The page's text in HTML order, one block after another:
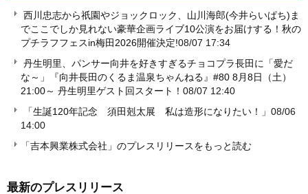
西川忠志から祇園やジョックロック、山川海郎(今井らいぱち)ま
でここでしか見れない豪華企画ライブ10公演をお届けする！秋の
プチラフフェスin梅田2026開催決定!08/07 17:34
丹生明里、パンサー向井を好きすぎるチョコプラ長田に「愛だ
な～」『向井長田のくるま温泉ちゃんねる』#80 8月8日（土）
21:00～ 丹生明里ゲスト回スタート！ 08/07 12:40
「生誕120年記念 須田剋太展 私は造形になりたい！」 08/06
14:00
「吉本興業株式会社」のプレスリリースをもっと読む
最新のプレスリリース